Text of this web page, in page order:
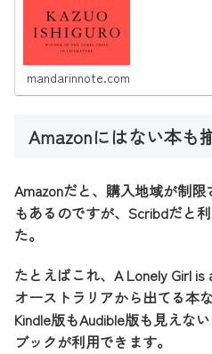
mandarinnote.com
Amazonにはない本も
Amazonだと、購入地域が制
もあるのですが、Scribdだと
た。
たとえばこれ、A Lonely Girl is
オーストラリアから出てる本
Kindle版もAudible版も見えな
ブックが利用できます。